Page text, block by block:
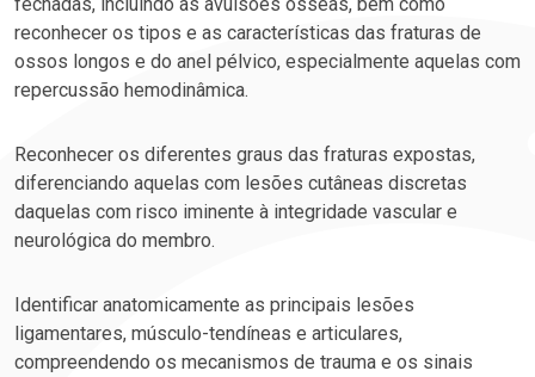
reconhecer os tipos e as características das fraturas de
ossos longos e do anel pélvico, especialmente aquelas com
repercussão hemodinâmica.
Reconhecer os diferentes graus das fraturas expostas,
diferenciando aquelas com lesões cutâneas discretas
daquelas com risco iminente à integridade vascular e
neurológica do membro.
Identificar anatomicamente as principais lesões
ligamentares, músculo-tendíneas e articulares,
compreendendo os mecanismos de trauma e os sinais